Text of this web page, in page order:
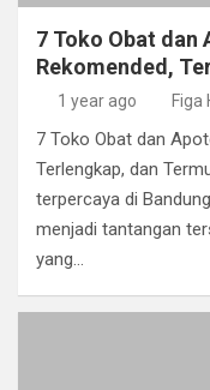
7 Toko Obat dan
Rekomended,
1 year ago Figa
7 Toko Obat dan
Terlengkap, dan
terpercaya di
menjadi tantangan
yang…